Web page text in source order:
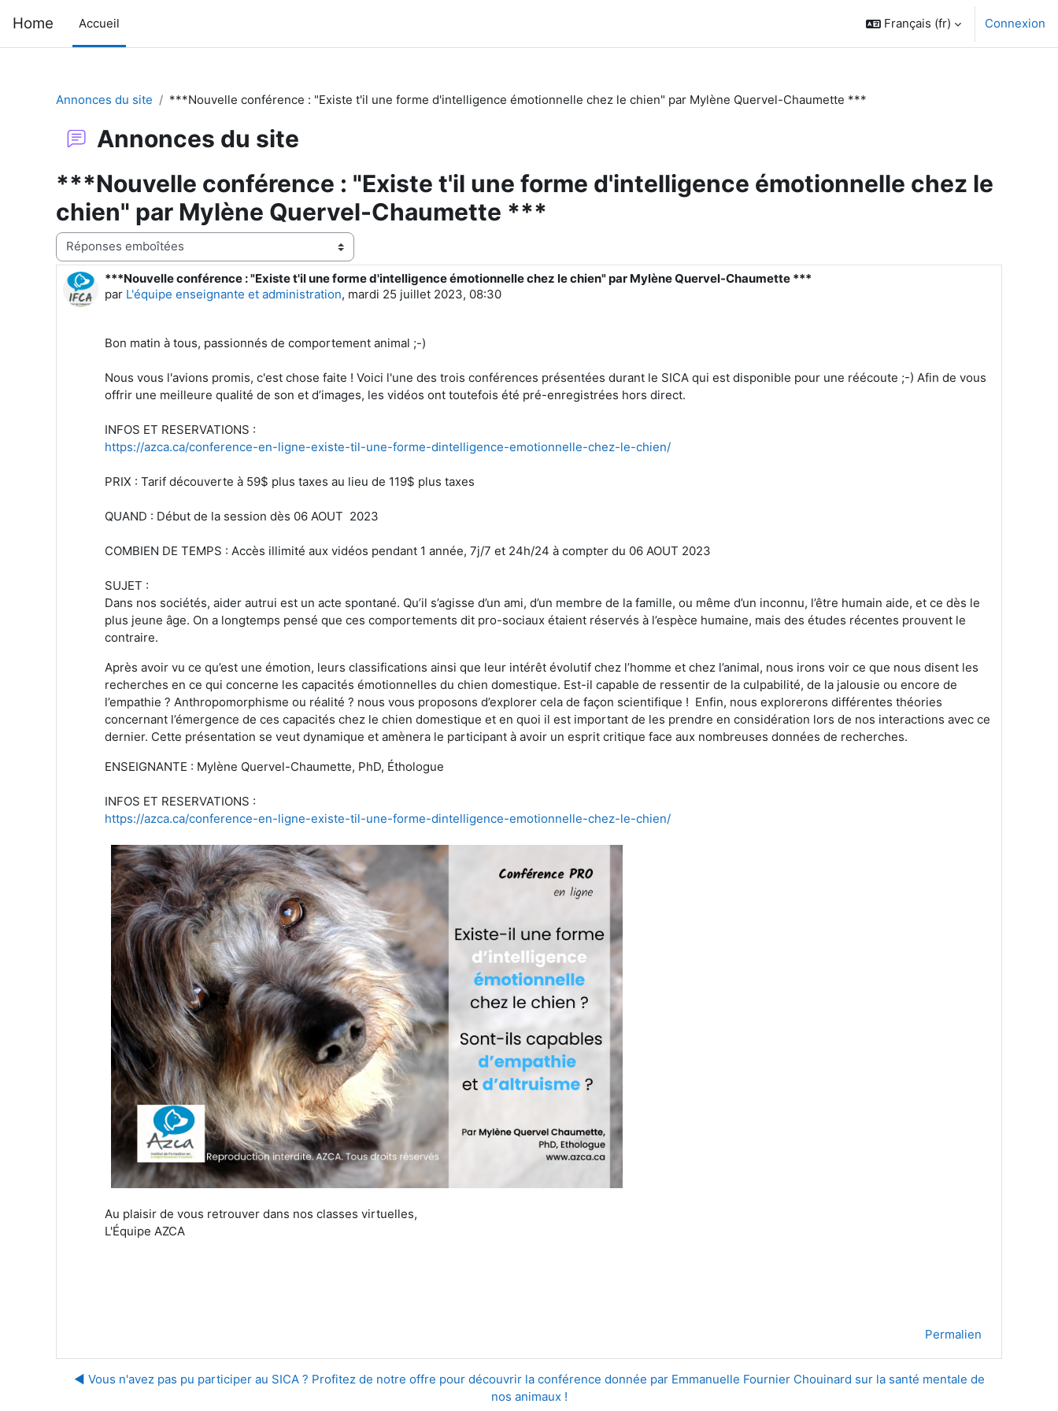
Home Accueil Français ‎(fr)‎ Connexion
Annonces du site ***Nouvelle conférence : "Existe t'il une forme d'intelligence émotionnelle chez le chien" par Mylène Quervel-Chaumette ***
Annonces du site
***Nouvelle conférence : "Existe t'il une forme d'intelligence émotionnelle chez le
chien" par Mylène Quervel-Chaumette ***
Type d’affichage
***Nouvelle conférence : "Existe t'il une forme d'intelligence émotionnelle chez le chien" par Mylène Quervel-Chaumette ***
par L'équipe enseignante et administration, mardi 25 juillet 2023, 08:30
Nombre de réponses : 0
Bon matin à tous, passionnés de comportement animal ;-)
Nous vous l'avions promis, c'est chose faite ! Voici l'une des trois conférences présentées durant le SICA qui est disponible pour une réécoute ;-) Afin de vous
offrir une meilleure qualité de son et d’images, les vidéos ont toutefois été pré-enregistrées hors direct.
INFOS ET RESERVATIONS :
https://azca.ca/conference-en-ligne-existe-til-une-forme-dintelligence-emotionnelle-chez-le-chien/
PRIX : Tarif découverte à 59$ plus taxes au lieu de 119$ plus taxes
QUAND : Début de la session dès 06 AOUT 2023
COMBIEN DE TEMPS : Accès illimité aux vidéos pendant 1 année, 7j/7 et 24h/24 à compter du 06 AOUT 2023
SUJET :
Dans nos sociétés, aider autrui est un acte spontané. Qu’il s’agisse d’un ami, d’un membre de la famille, ou même d’un inconnu, l’être humain aide, et ce dès le
plus jeune âge. On a longtemps pensé que ces comportements dit pro-sociaux étaient réservés à l’espèce humaine, mais des études récentes prouvent le
contraire.
Après avoir vu ce qu’est une émotion, leurs classifications ainsi que leur intérêt évolutif chez l’homme et chez l’animal, nous irons voir ce que nous disent les
recherches en ce qui concerne les capacités émotionnelles du chien domestique. Est-il capable de ressentir de la culpabilité, de la jalousie ou encore de
l’empathie ? Anthropomorphisme ou réalité ? nous vous proposons d’explorer cela de façon scientifique ! Enfin, nous explorerons différentes théories
concernant l’émergence de ces capacités chez le chien domestique et en quoi il est important de les prendre en considération lors de nos interactions avec ce
dernier. Cette présentation se veut dynamique et amènera le participant à avoir un esprit critique face aux nombreuses données de recherches.
ENSEIGNANTE : Mylène Quervel-Chaumette, PhD, Éthologue
INFOS ET RESERVATIONS :
https://azca.ca/conference-en-ligne-existe-til-une-forme-dintelligence-emotionnelle-chez-le-chien/
Au plaisir de vous retrouver dans nos classes virtuelles,
L'Équipe AZCA
Permalien
◀︎ Vous n'avez pas pu participer au SICA ? Profitez de notre offre pour découvrir la conférence donnée par Emmanuelle Fournier Chouinard sur la santé mentale de
nos animaux !